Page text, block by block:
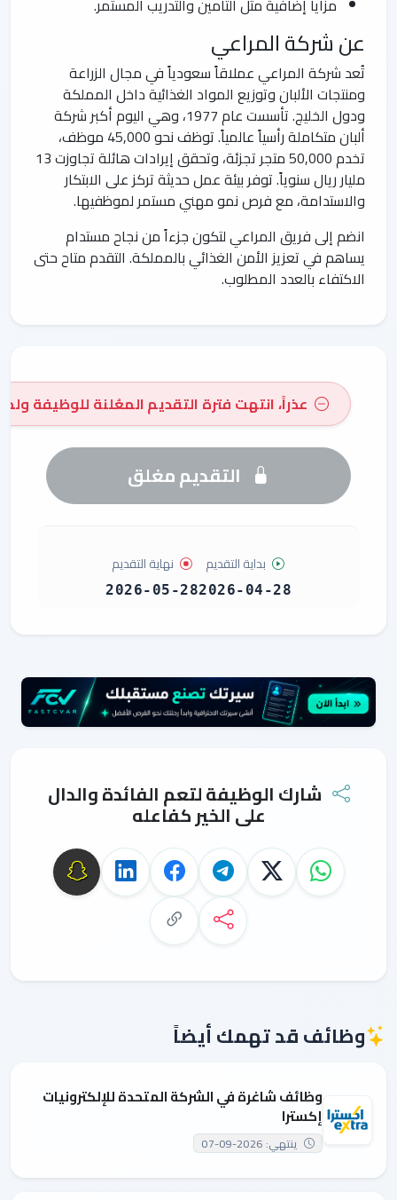
عن شركة المراعي
تُعد شركة المراعي عملاقاً سعودياً في مجال الزراعة
ومنتجات الألبان وتوزيع المواد الغذائية داخل المملكة
ودول الخليج. تأسست عام 1977، وهي اليوم أكبر شركة
ألبان متكاملة رأسياً عالمياً. توظف نحو 45,000 موظف،
تخدم 50,000 متجر تجزئة، وتحقق إيرادات هائلة تجاوزت 13
مليار ريال سنوياً. توفر بيئة عمل حديثة تركز على الابتكار
والاستدامة، مع فرص نمو مهني مستمر لموظفيها.
انضم إلى فريق المراعي لتكون جزءاً من نجاح مستدام
يساهم في تعزيز الأمن الغذائي بالمملكة. التقدم متاح حتى
الاكتفاء بالعدد المطلوب.
عذراً، انتهت فترة التقديم المعُلنة للوظيفة
التقديم مغلق
بداية التقديم
2026-04-28
نهاية التقديم
2026-05-28
شارك الوظيفة لتعم الفائدة والدال
على الخير كفاعله
وظائف قد تهمك أيضاً
وظائف شاغرة في الشركة المتحدة للإلكترونيات
إكسترا
ينتهي: 2026-09-07